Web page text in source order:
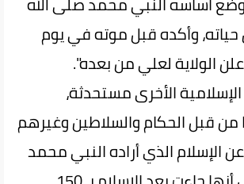
وأكده قبل موته في يوم
الولاية لعلي من بعده".
الأخرى مستحدثة،
قبل الحكام والسلاطين وغيرهم
الإسلام الذي أراده النبي محمد